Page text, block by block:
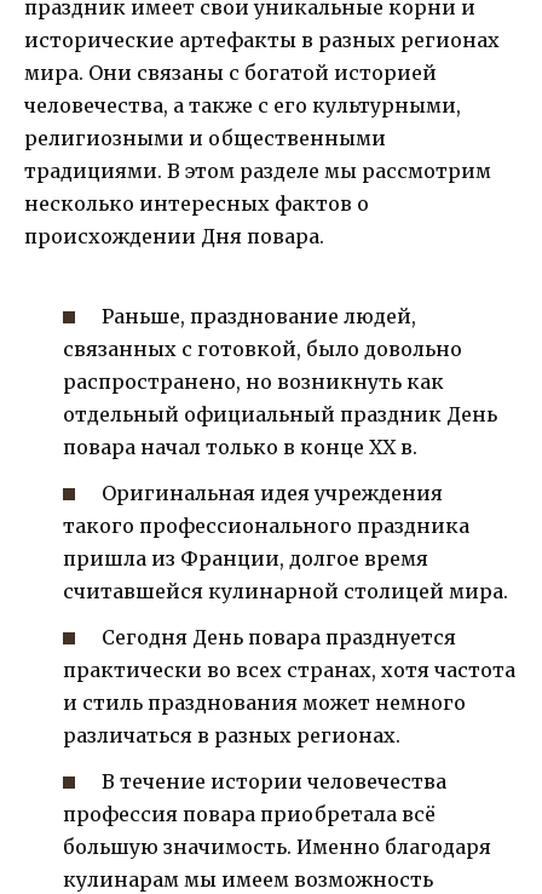
праздник имеет свои уникальные корни и
исторические артефакты в разных регионах
мира. Они связаны с богатой историей
человечества, а также с его культурными,
религиозными и общественными
традициями. В этом разделе мы рассмотрим
несколько интересных фактов о
происхождении Дня повара.
Раньше, празднование людей,
связанных с готовкой, было довольно
распространено, но возникнуть как
отдельный официальный праздник День
повара начал только в конце XX в.
Оригинальная идея учреждения
такого профессионального праздника
пришла из Франции, долгое время
считавшейся кулинарной столицей мира.
Сегодня День повара празднуется
практически во всех странах, хотя частота
и стиль празднования может немного
различаться в разных регионах.
В течение истории человечества
профессия повара приобретала всё
большую значимость. Именно благодаря
кулинарам мы имеем возможность